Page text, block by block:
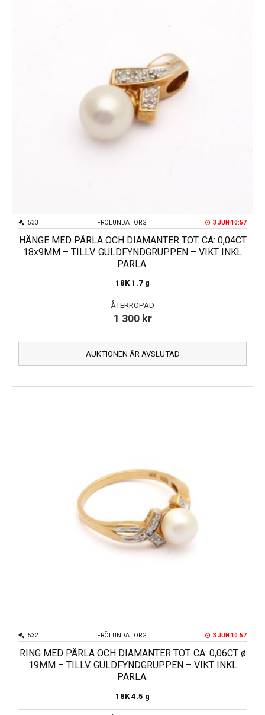
FRÖLUNDA TORG
533 3 JUN 10:57
HÄNGE MED PÄRLA OCH DIAMANTER TOT. CA: 0,04CT
18x9MM – TILLV. GULDFYNDGRUPPEN – VIKT INKL
PÄRLA:
18K 1.7 g
ÅTERROPAD
1 300 kr
AUKTIONEN ÄR AVSLUTAD
FRÖLUNDA TORG
532 3 JUN 10:57
RING MED PÄRLA OCH DIAMANTER TOT. CA: 0,06CT ø
19MM – TILLV. GULDFYNDGRUPPEN – VIKT INKL
PÄRLA:
18K 4.5 g